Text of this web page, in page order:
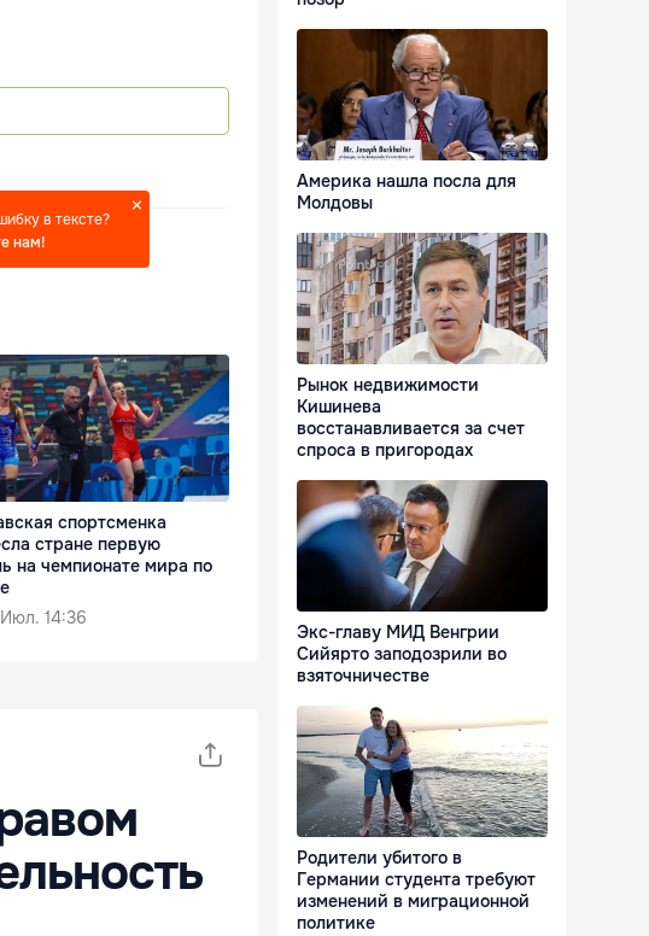
в тексте?
нам!
спортсменка
стране первую
на чемпионате мира по
14:36
Америка нашла посла для
Молдовы
Рынок недвижимости
Кишинева
восстанавливается за счет
спроса в пригородах
Экс-главу МИД Венгрии
Сийярто заподозрили во
взяточничестве
Родители убитого в
Германии студента требуют
изменений в миграционной
политике